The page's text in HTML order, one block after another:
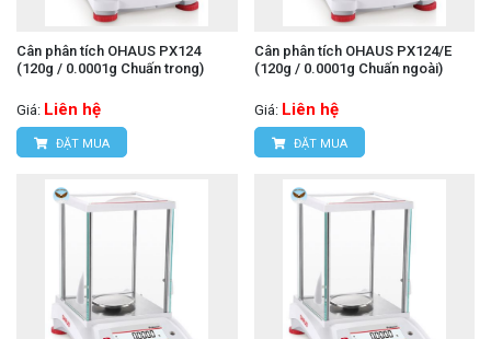
Cân phân tích OHAUS PX124
(120g / 0.0001g Chuấn trong)
Giá: Liên hệ
ĐẶT MUA
Cân phân tích OHAUS PX124/E
(120g / 0.0001g Chuấn ngoài)
Giá: Liên hệ
ĐẶT MUA